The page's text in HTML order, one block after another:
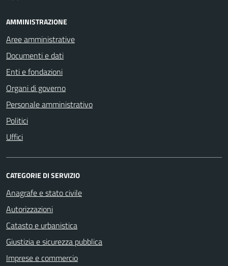
AMMINISTRAZIONE
Aree amministrative
Documenti e dati
Enti e fondazioni
Organi di governo
Personale amministrativo
Politici
Uffici
CATEGORIE DI SERVIZIO
Anagrafe e stato civile
Autorizzazioni
Catasto e urbanistica
Giustizia e sicurezza pubblica
Imprese e commercio